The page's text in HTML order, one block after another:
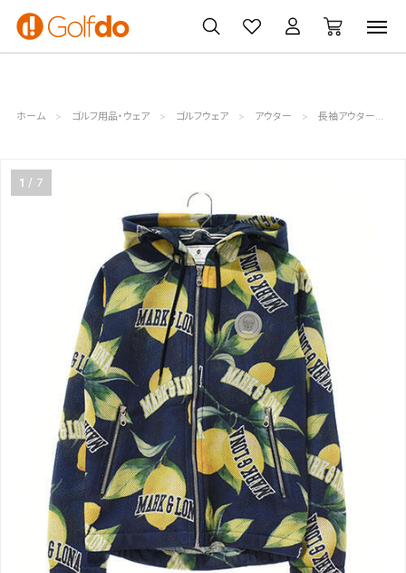
ゴルフ
クラブ
ゴルフ用品
買取
無料査定
クーポン
一覧
ホーム ゴルフ用品・ウェア ゴルフウェア アウター 長袖アウター
1 7